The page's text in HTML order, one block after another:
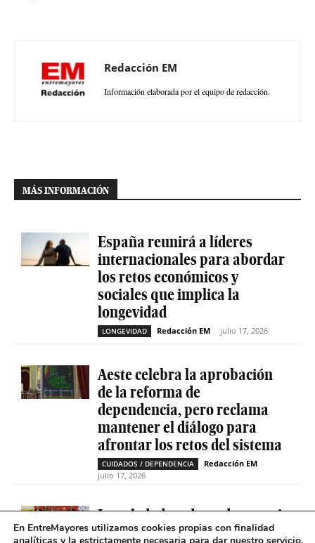
Redacción EM
Información elaborada por el equipo de redacción.
MÁS INFORMACIÓN
España reunirá a líderes
internacionales para abordar
los retos económicos y
sociales que implica la
longevidad
LONGEVIDAD Redacción EM - julio 17, 2026
Aeste celebra la aprobación
de la reforma de
dependencia, pero reclama
mantener el diálogo para
afrontar los retos del sistema
CUIDADOS / DEPENDENCIA Redacción EM -
julio 17, 2026
La soledad no deseada es casi
cinco veces superior entre
En EntreMayores utilizamos cookies propias con finalidad